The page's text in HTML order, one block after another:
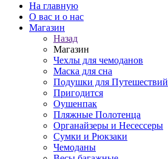
На главную
О вас и о нас
Магазин
Назад
Магазин
Чехлы для чемоданов
Маска для сна
Подушки для Путешествий
Пригодится
Оушенпак
Пляжные Полотенца
Органайзеры и Несессеры
Сумки и Рюкзаки
Чемоданы